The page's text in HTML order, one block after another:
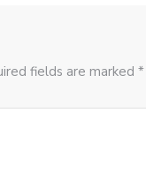
fields are marked *